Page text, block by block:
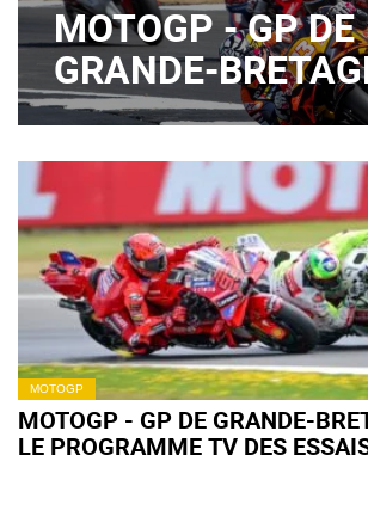
MOTOGP - GP DE
GRANDE-
2026 : QUAND
QUALIFICATIONS
SPRINT CE
MOTOGP
MOTOGP - GP DE GRANDE-
LE PROGRAMME TV DES